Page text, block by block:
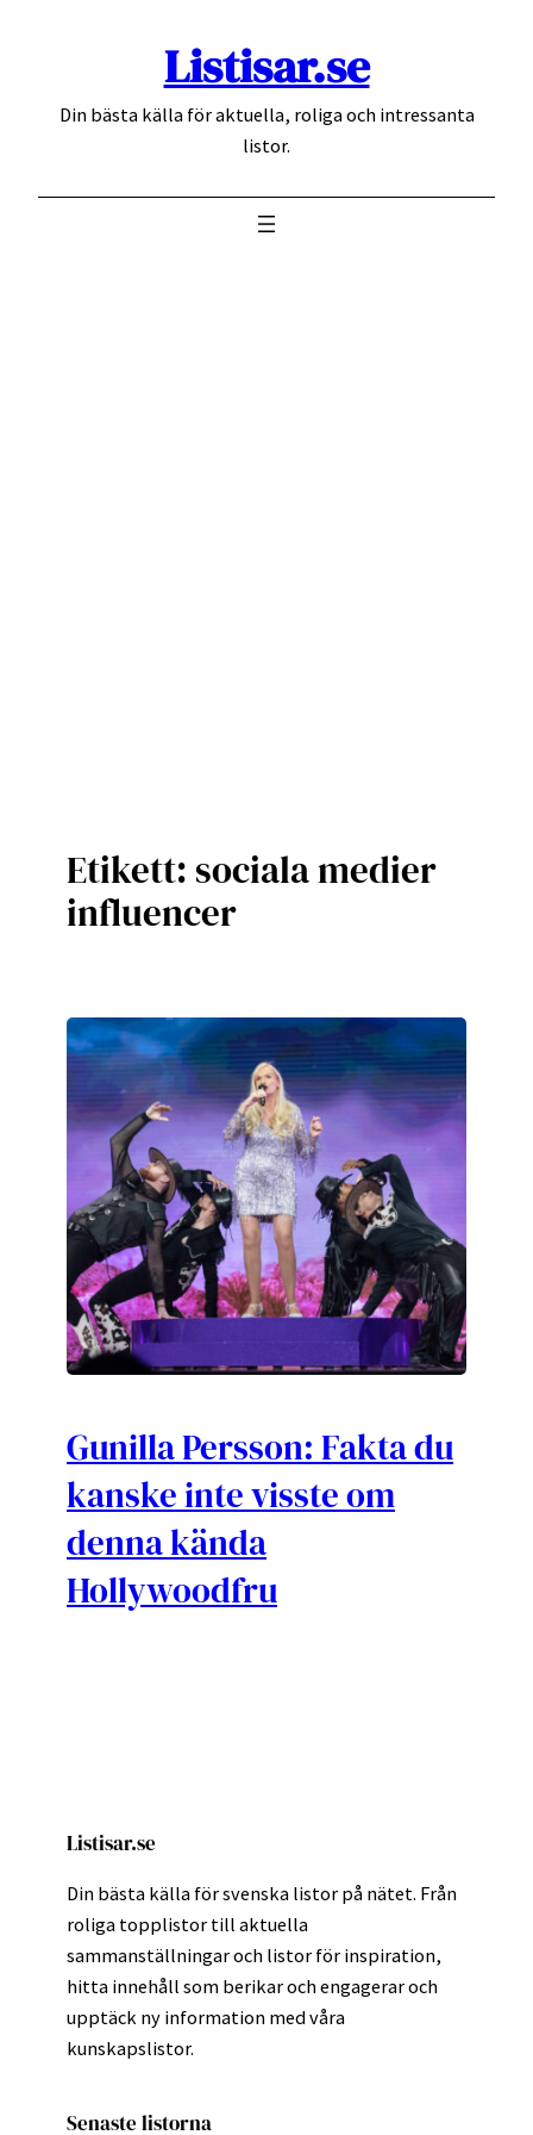
Listisar.se
Din bästa källa för aktuella, roliga och intressanta
listor.
Etikett: sociala medier
influencer
Gunilla Persson: Fakta du
kanske inte visste om
denna kända
Hollywoodfru
Listisar.se
Din bästa källa för svenska listor på nätet. Från
roliga topplistor till aktuella
sammanställningar och listor för inspiration,
hitta innehåll som berikar och engagerar och
upptäck ny information med våra
kunskapslistor.
Senaste listorna